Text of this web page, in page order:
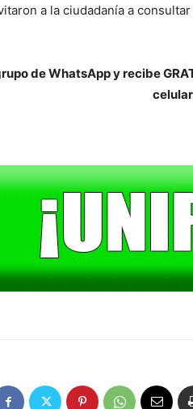
a la ciudadanía a
de WhatsApp y recibe